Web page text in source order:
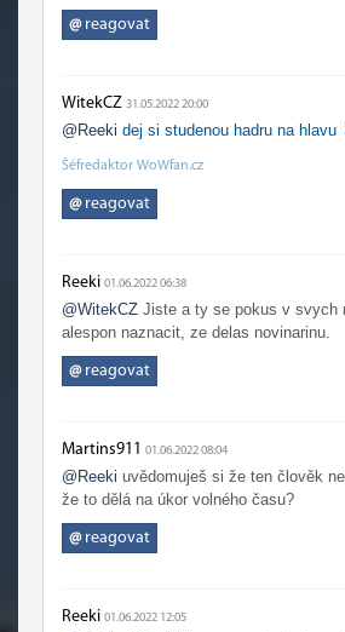
tebe tady vypadlo někdy něco
WoW/Blizzardu, tak o tvém duševním
několik let, kde tě to asi evidentně
@reagovat
WitekCZ 31.05.2022 20:00
@Reeki dej si studenou hadru na hlavu
Šéfredaktor WoWfan.cz
@reagovat
Reeki 01.06.2022 06:38
@WitekCZ Jiste a ty se pokus v svych
alespon naznacit, ze delas novinarinu.
@reagovat
Martins911 01.06.2022 08:04
@Reeki uvědomuješ si že ten člověk
že to dělá na úkor volného času?
@reagovat
Reeki 01.06.2022 12:05